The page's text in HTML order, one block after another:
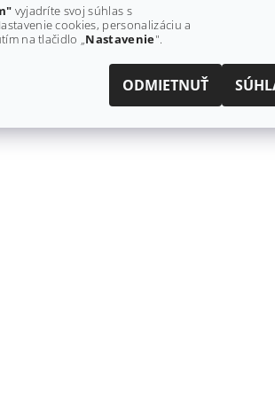
vyjadríte svoj súhlas s
cookies, personalizáciu a
na tlačidlo „Nastavenie".
ODMIETNUŤ